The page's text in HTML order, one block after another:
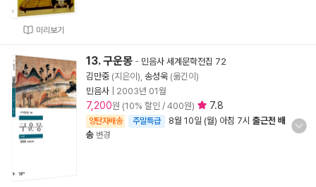
미리보기
13. 구운몽 - 민음사 세계문학전집 72
김만중 (지은이), 송성욱 (옮긴이)
민음사
2003년 01월
7,200원 (10% 할인 / 400원) 7.8
양탄자배송 주말특급 8월 10일 (월) 아침 7시 출근전 배
송 변경